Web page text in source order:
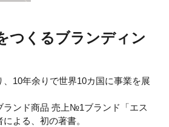
つくるブランディン
、10年余りで世界10カ国に事業を展
ランド商品 売上№1ブランド「エス
よる、初の著書。